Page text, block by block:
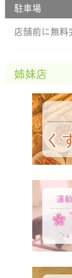
駐車場
店舗前に無料
姉妹店